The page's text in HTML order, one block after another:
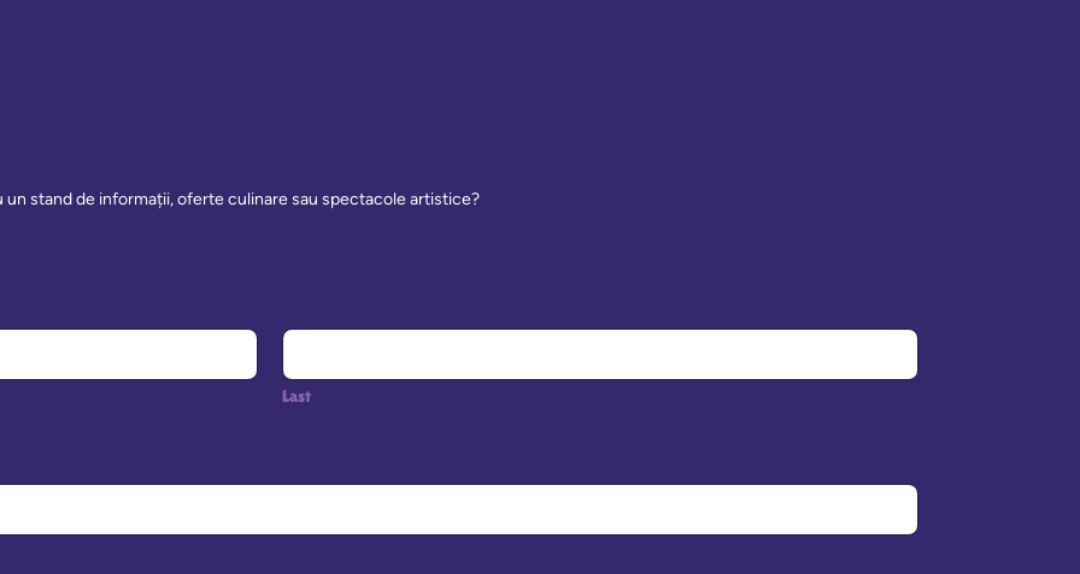
un stand de informații, oferte culinare sau spectacole artistice?
Last